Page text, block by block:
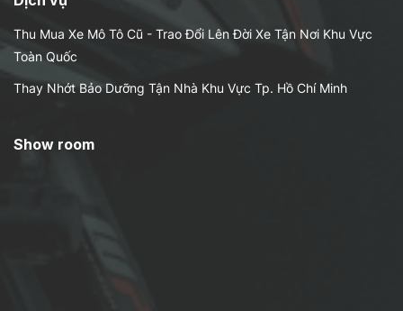
Thu Mua Xe Mô Tô Cũ - Trao Đổi Lên Đời Xe Tận Nơi Khu Vực
Toàn Quốc
Thay Nhớt Bảo Dưỡng Tận Nhà Khu Vực Tp. Hồ Chí Minh
Show room